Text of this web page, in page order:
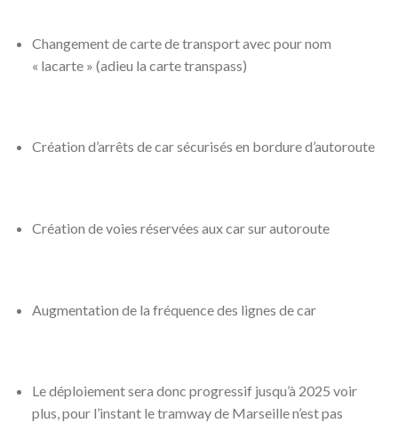
Changement de carte de transport avec pour nom
« lacarte » (adieu la cartetranspass)
Création d’arrêts de car sécurisés en bordure d’autoroute
Création de voies réservées aux car sur autoroute
Augmentation de la fréquence des lignes de car
Le déploiement sera donc progressif jusqu’à 2025 voir
plus, pour l’instant le tramway de Marseille n’est pas